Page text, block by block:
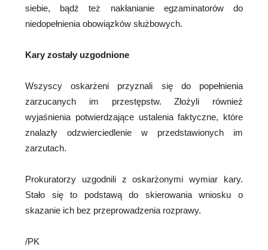
siebie, bądź też nakłanianie egzaminatorów do
niedopełnienia obowiązków służbowych.
Kary zostały uzgodnione
Wszyscy oskarżeni przyznali się do popełnienia
zarzucanych im przestępstw. Złożyli również
wyjaśnienia potwierdzające ustalenia faktyczne, które
znalazły odzwierciedlenie w przedstawionych im
zarzutach.
Prokuratorzy uzgodnili z oskarżonymi wymiar kary.
Stało się to podstawą do skierowania wniosku o
skazanie ich bez przeprowadzenia rozprawy.
/PK